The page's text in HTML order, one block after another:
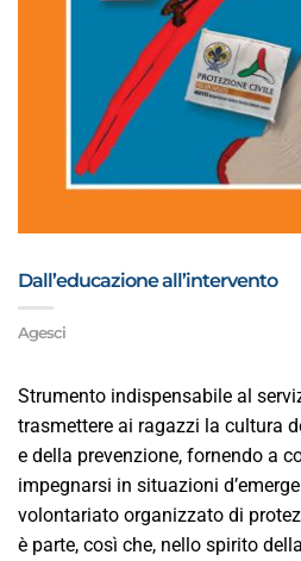
Dall’educazione all’intervento
Agesci
Strumento indispensabile al
trasmettere ai ragazzi la cultura
e della prevenzione, fornendo a
impegnarsi in situazioni
volontariato organizzato di
è parte, così che, nello spirito